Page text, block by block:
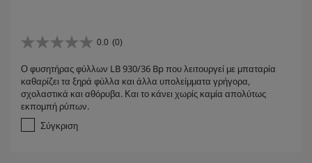
0.0 (0)
0
0
α
π
ό
α
Ο φυσητήρας φύλλων LB 930/36 Bp που λειτουργεί με μπαταρία
καθαρίζει τα ξηρά φύλλα και άλλα υπολείμματα γρήγορα,
σχολαστικά και αθόρυβα. Και το κάνει χωρίς καμία απολύτως
εκπομπή ρύπων.
Σύγκριση